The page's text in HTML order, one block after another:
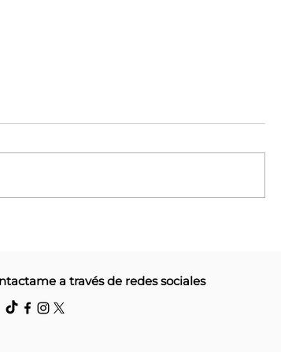
Campaña #Recopila: Más
a través de redes sociales